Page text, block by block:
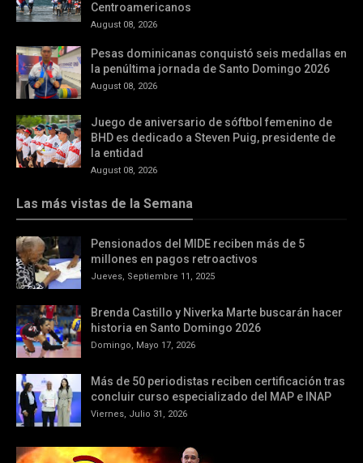
Centroamericanos
August 08, 2026
Pesas dominicanas conquistó seis medallas en
la penúltima jornada de Santo Domingo 2026
August 08, 2026
Juego de aniversario de sóftbol femenino de
BHD es dedicado a Steven Puig, presidente de
la entidad
August 08, 2026
Las más vistas de la Semana
Pensionados del MIDE reciben más de 5
millones en pagos retroactivos
Jueves, Septiembre 11, 2025
Brenda Castillo y Niverka Marte buscarán hacer
historia en Santo Domingo 2026
Domingo, Mayo 17, 2026
Más de 50 periodistas reciben certificación tras
concluir curso especializado del MAP e INAP
Viernes, Julio 31, 2026